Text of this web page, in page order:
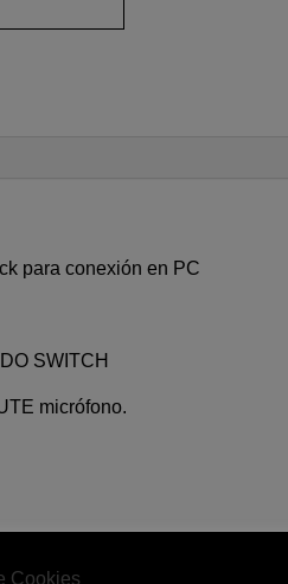
para conexión en PC
SWITCH
micrófono.
Cookies